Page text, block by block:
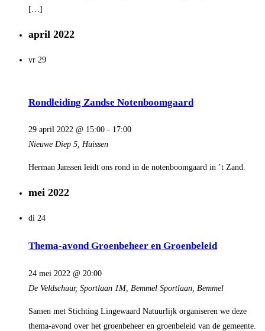
[…]
april 2022
vr 29
Rondleiding Zandse Notenboomgaard
29 april 2022 @ 15:00 - 17:00
Nieuwe Diep 5, Huissen
Herman Janssen leidt ons rond in de notenboomgaard in ’t Zand.
mei 2022
di 24
Thema-avond Groenbeheer en Groenbeleid
24 mei 2022 @ 20:00
De Veldschuur, Sportlaan 1M, Bemmel Sportlaan, Bemmel
Samen met Stichting Lingewaard Natuurlijk organiseren we deze
thema-avond over het groenbeheer en groenbeleid van de gemeente.